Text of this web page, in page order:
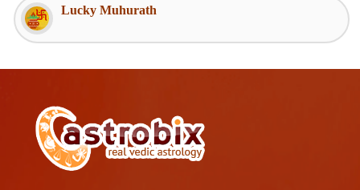
Lucky Muhurath